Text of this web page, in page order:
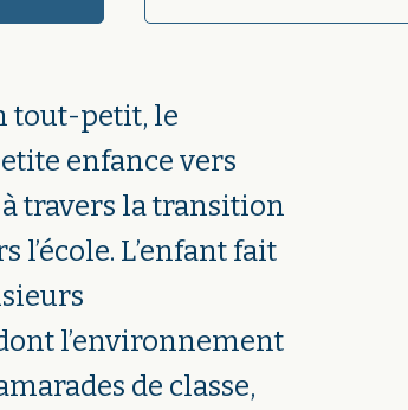
tout-petit, le
enfance vers
à travers la transition
l’école. L’enfant fait
l’environnement
de classe,